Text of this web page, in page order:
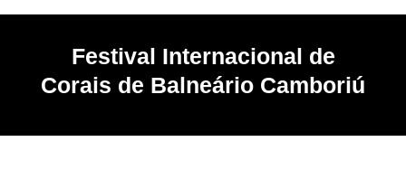
Festival Internacional de
Corais de Balneário Camboriú